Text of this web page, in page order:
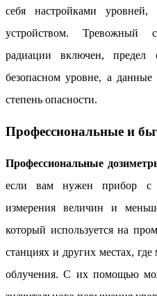
себя настройками
устройством. Тревожный
радиации включен, предел
безопасном уровне, а
степень опасности.
Профессиональные и
Профессиональные
если вам нужен прибор с
измерения величин и
который используется на
станциях и других местах,
облучения. С их помощью